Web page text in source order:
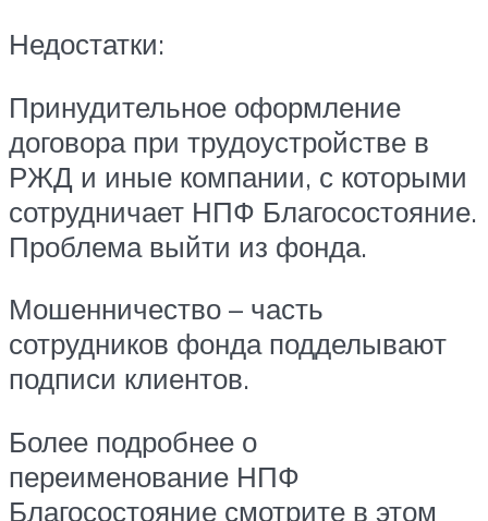
Недостатки:
Принудительное оформление
договора при трудоустройстве в
РЖД и иные компании, с которыми
сотрудничает НПФ Благосостояние.
Проблема выйти из фонда.
Мошенничество – часть
сотрудников фонда подделывают
подписи клиентов.
Более подробнее о
переименование НПФ
Благосостояние смотрите в этом